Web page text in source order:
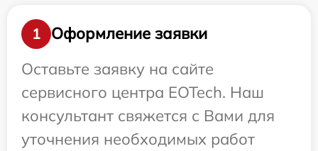
1
Оформление заявки
Оставьте заявку на сайте
сервисного центра EOTech. Наш
консультант свяжется с Вами для
уточнения необходимых работ